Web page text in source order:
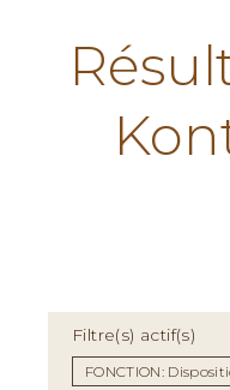
Filtre(s) actif(s)
FONCTION